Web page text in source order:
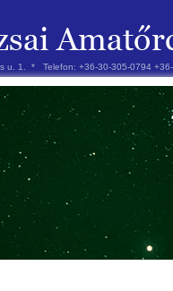
u. 1. * Telefon: +36-30-305-0794